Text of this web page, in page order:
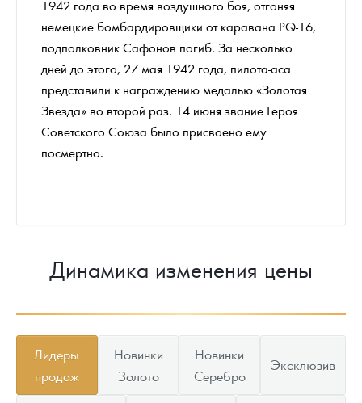
1942 года во время воздушного боя, отгоняя
немецкие бомбардировщики от каравана PQ-16,
подполковник Сафонов погиб. За несколько
дней до этого, 27 мая 1942 года, пилота-аса
представили к награждению медалью «Золотая
Звезда» во второй раз. 14 июня звание Героя
Советского Союза было присвоено ему
посмертно.
Динамика изменения цены
Лидеры
продаж
Новинки
Золото
Новинки
Серебро
Эксклюзив